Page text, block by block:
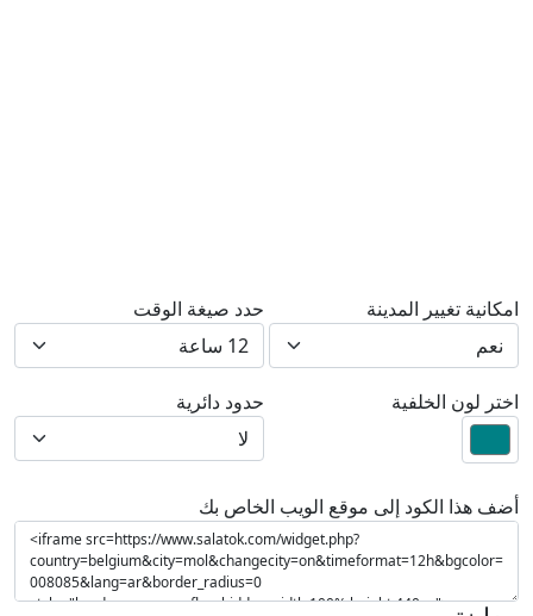
امكانية تغيير المدينة حدد صيغة الوقت
اختر لون الخلفية حدود دائرية
أضف هذا الكود إلى موقع الويب الخاص بك